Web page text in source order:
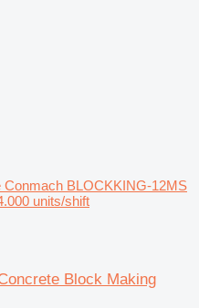
Conmach BLOCKKING-12MS
units/shift
Block Making